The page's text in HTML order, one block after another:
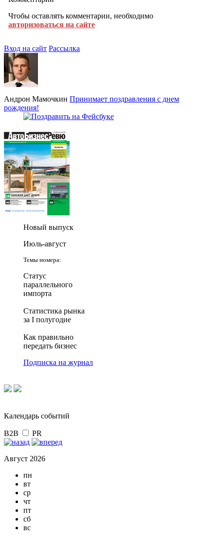
Чтобы оставлять комментарии, необходимо
авторизоваться на сайте
Вход на сайт Рассылка
Андрон Мамочкин Принимает поздравления с днем
рождения!
Новый выпуск
Июль-август
Темы номера:
Статус
параллельного
импорта
Статистика рынка
за I полугодие
Как правильно
передать бизнес
Подписка на журнал
Календарь событий
B2B PR
Август 2026
пн
вт
ср
чт
пт
сб
вс